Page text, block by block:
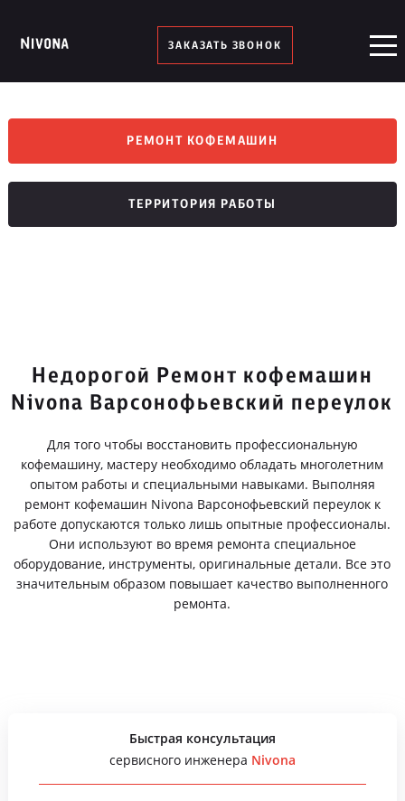
ЗАКАЗАТЬ ЗВОНОК
РЕМОНТ КОФЕМАШИН
ТЕРРИТОРИЯ РАБОТЫ
Недорогой Ремонт кофемашин
Nivona Варсонофьевский переулок
Для того чтобы восстановить профессиональную
кофемашину, мастеру необходимо обладать многолетним
опытом работы и специальными навыками. Выполняя
ремонт кофемашин Nivona Варсонофьевский переулок к
работе допускаются только лишь опытные профессионалы.
Они используют во время ремонта специальное
оборудование, инструменты, оригинальные детали. Все это
значительным образом повышает качество выполненного
ремонта.
Быстрая консультация
сервисного инженера Nivona